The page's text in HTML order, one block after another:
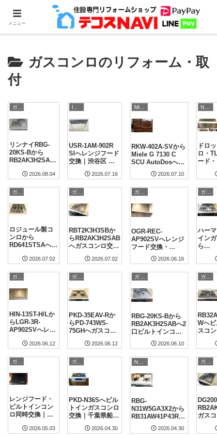
ホーム ガスコンロのリフォーム・取付
ガスコンロのリフォーム・取
付
ガスコンロのリフォーム・取付
リンナイRBG-
20KS-Bから
RB2AK3H2SAB
東京都港区 施工
2026.08.04
USR-1AM-902R
SIへレンジフード
交換｜渋谷区 梁
施工事例2026.07.16
Miele
RKW-402A-SVから
Miele G 7130 C
SCU AutoDosへ交
換｜東京都世田谷
区 施工事例2026.07.10
ドロ
ロ・
ード
点同
ガスコンロのリフォーム・取付
ロジュール製コ
ンロから
RD641STSAへ交
器同時交換2026.07.02
ガスコンロのリフォーム・取付
RBT2K3H3SBか
らRB2AK3H2SAB
へガスコンロ交換
施工事例2026.07.02
ガスコンロのリフォーム・取付
OGR-REC-
AP902SVへレンジ
フード交換・
RHS71W42J4RST
Wへコンロ交換｜
2026.06.16
ガスコンロのリフォーム・取付
ハー
イン
ら
Wへ
ガスコンロのリフォーム・取付
HIN-13ST-H/Lか
らLGR-3R-
AP902SVへレン
東京都調布市 施
2026.06.12
ガスコンロのリフォーム・取付
PKD-35EAV-Rか
らPD-743WS-
75GHへガスコン
橋区 施工事例
2026.06.12
ガスコンロのリフォーム・取付
RBG-20KS-Bから
RB2AK3H2SABへ2
口ビルトインコン
ロ交換｜文京区 施
工事例
2026.06.10
ガスコンロのリフォーム・取付
Wへ
スコ
ガスコンロのリフォーム・取付
レンジフード・
ビルトインコン
ロ同時交換｜白
排気位置調整・
2026.05.03
ガスコンロのリフォーム・取付
PKD-N36Sへビル
トインガスコンロ
交換｜千葉県船橋
2026.04.30
RBG-
N31W5GA3X2から
RB31AW41P43RV
WとNP-
P45VDPSAAから
2026.04.30
ガスコンロのリフォーム・取付
ガス
メニュー